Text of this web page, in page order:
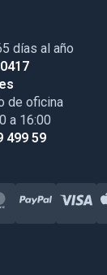
días al año
de oficina
a 16:00
499 59